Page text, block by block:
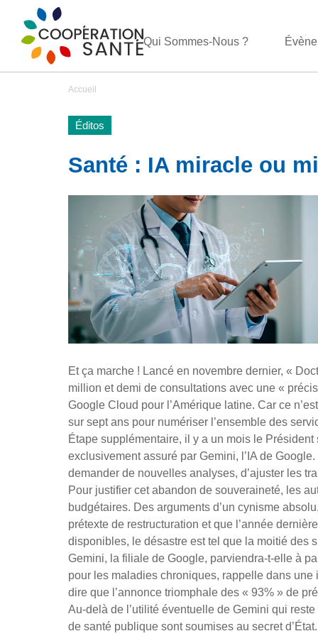
Qui Sommes-Nous ?
Accueil
Éditos
Santé : IA miracle ou
Et ça marche ! Lancé en novembre dernier, «
million et demi de consultations avec une «
Google Cloud pour l’Amérique latine. Car ce
sur sept ans pour numériser l’ensemble des
Étape supplémentaire, il y a un mois le
exclusivement assuré par Gemini, l’IA de
demander de nouvelles analyses, d’ajuster les
Pour justifier cet abandon de souveraineté, les
budgétaires. Des arguments d’un cynisme
prétexte de restructuration et que l’année
disponibles, le désastre est tel que la moitié des
Gemini, la filiale de Google, parviendra-t-elle à
pour les maladies chroniques, rappelle dans
dire que l’annonce triomphale des « 93% » de
Au-delà de l’utilité éventuelle de Gemini qui
de santé publique sont soumises au secret